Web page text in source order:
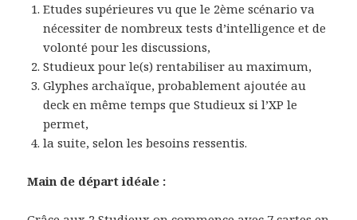
Etudes supérieures vu que le 2ème scénario va
nécessiter de nombreux tests d’intelligence et de
volonté pour les discussions,
Studieux pour le(s) rentabiliser au maximum,
Glyphes archaïque, probablement ajoutée au
deck en même temps que Studieux si l’XP le
permet,
la suite, selon les besoins ressentis.
Main de départ idéale :